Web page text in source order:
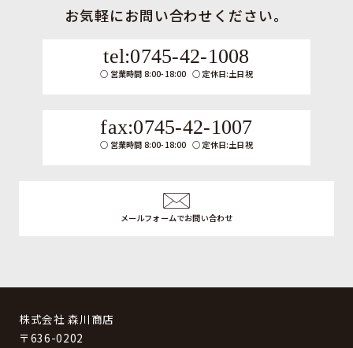
お気軽にお問い合わせください。
tel:0745-42-1008
営業時間 8:00-18:00 定休日:土日祝
fax:0745-42-1007
営業時間 8:00-18:00 定休日:土日祝
メールフォームでお問い合わせ
株式会社 森川商店
〒636-0202